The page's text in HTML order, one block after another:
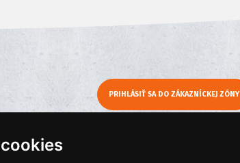
PRIHLÁSIŤ SA DO ZÁKAZNÍCKEJ ZÓNY